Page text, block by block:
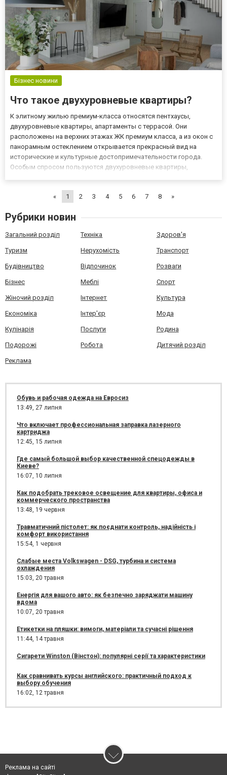
Бізнес новини
Что такое двухуровневые квартиры?
К элитному жилью премиум-класса относятся пентхаусы,
двухуровневые квартиры, апартаменты с террасой. Они
расположены на верхних этажах ЖК премиум класса, а из окон с
панорамным остеклением открывается прекрасный вид на
исторические и культурные достопримечательности города.
Особым спросом пользуются двухуровневые квартиры,
квартиры в элитной нов...
« 1 2 3 4 5 6 7 8 »
Рубрики новин
Загальний розділ Техніка Здоров'я
Туризм Нерухомість Транспорт
Будівництво Відпочинок Розваги
Бізнес Меблі Спорт
Жіночий розділ Інтернет Культура
Економіка Інтер'єр Мода
Кулінарія Послуги Родина
Подорожі Робота Дитячий розділ
Реклама
Обувь и рабочая одежда на Евросиз
13:49, 27 липня
Что включает профессиональная заправка лазерного
картриджа
12:45, 15 липня
Где самый большой выбор качественной спецодежды в
Киеве?
16:07, 10 липня
Как подобрать трековое освещение для квартиры, офиса и
коммерческого пространства
13:48, 19 червня
Травматичний пістолет: як поєднати контроль, надійність і
комфорт використання
15:54, 1 червня
Слабые места Volkswagen - DSG, турбина и система
охлаждения
15:03, 20 травня
Енергія для вашого авто: як безпечно заряджати машину
вдома
10:07, 20 травня
Етикетки на пляшки: вимоги, матеріали та сучасні рішення
11:44, 14 травня
Сигарети Winston (Вінстон): популярні серії та характеристики
Как сравнивать курсы английского: практичный подход к
выбору обучения
16:02, 12 травня
Реклама на сайті